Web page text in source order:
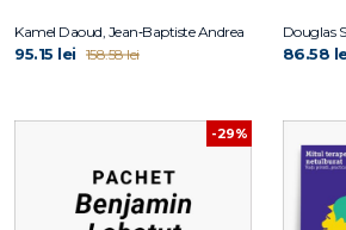
Kamel Daoud, Jean‑Baptiste Andrea
95.15 lei 158.58 lei
Douglas
86.58
-29%